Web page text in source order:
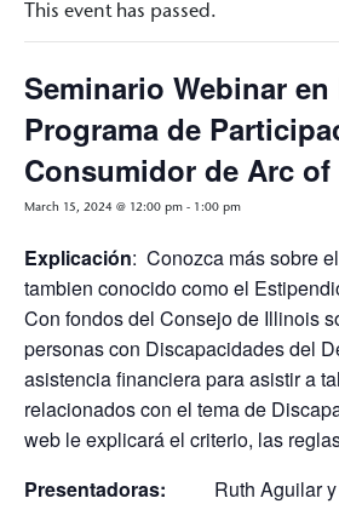
This event has passed.
Seminario Webinar
Programa de
Consumidor de Arc of
March 15, 2024 @ 12:00 pm - 1:00 pm
Explicación: Conozca más sobre
tambien conocido como el
Con fondos del Consejo de Illinois
personas con Discapacidades del
asistencia financiera para asistir a
relacionados con el tema de
web le explicará el criterio, las
Presentadoras: Ruth Aguilar y